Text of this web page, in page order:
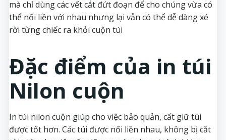
mà chỉ dùng các vết cắt đứt đoạn để cho chúng vừa có
thể nối liền với nhau nhưng lại vẫn có thể dễ dàng xé
rời từng chiếc ra khỏi cuộn túi
Đặc điểm của in túi
Nilon cuộn
In túi nilon cuộn giúp cho việc bảo quản, cất giữ túi
được tốt hơn. Các túi được nối liền nhau, không bị cắt